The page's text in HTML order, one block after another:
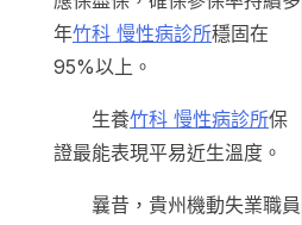
年竹科 慢性病診所穩固在
95%以上。
生養竹科 慢性病診所保
證最能表現平易近生溫度。
曩昔，貴州機動失業職員